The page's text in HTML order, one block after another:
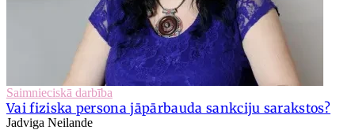
Saimnieciskā darbība
Vai fiziska persona jāpārbauda sankciju sarakstos?
Jadviga Neilande